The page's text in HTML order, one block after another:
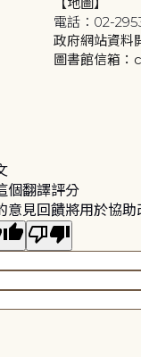
電話：02-
政府網站資料
圖書館信箱
個翻譯評分
意見回饋將用於協